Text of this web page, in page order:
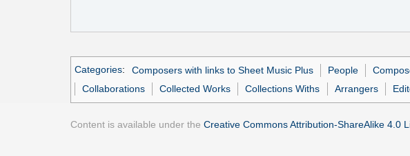
Categories: Composers with links to Sheet Music Plus People
Collaborations
Collected Works Collections Withs Arrangers
Content is available under the Creative Commons Attribution-ShareAlike 4.0